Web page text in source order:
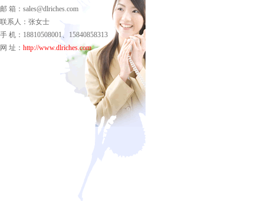
邮 箱：sales@dlriches.com
联系人：张女士
手 机：18810508001、15840858313
网 址： http://www.dlriches.com